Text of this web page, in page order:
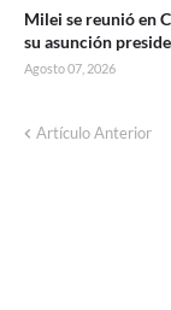
Milei se reunió en
su asunción
Agosto 07, 2026
Artículo Anterior
Este martes